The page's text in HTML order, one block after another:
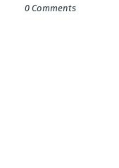
0 Comments